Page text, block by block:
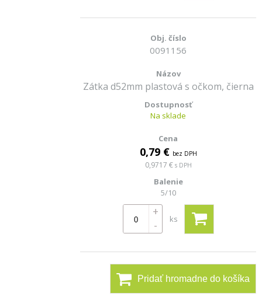
0091156
Zátka d52mm plastová s očkom, čierna
Na sklade
0,79 € bez DPH
0,9717 € s DPH
5/10
+
-
ks
Pridať hromadne do košíka